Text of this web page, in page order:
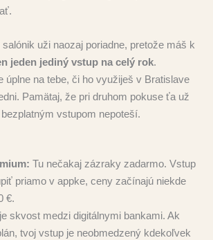
salónik uži naozaj poriadne, pretože máš k
jeden jediný vstup na celý rok.
úplne na tebe, či ho využiješ v Bratislave
Pamätaj, že pri druhom pokuse ťa už
vstupom nepoteší.
Tu nečakaj zázraky zadarmo. Vstup
priamo v appke, ceny začínajú niekde
€.
skvost medzi digitálnymi bankami. Ak
tvoj vstup je neobmedzený kdekoľvek